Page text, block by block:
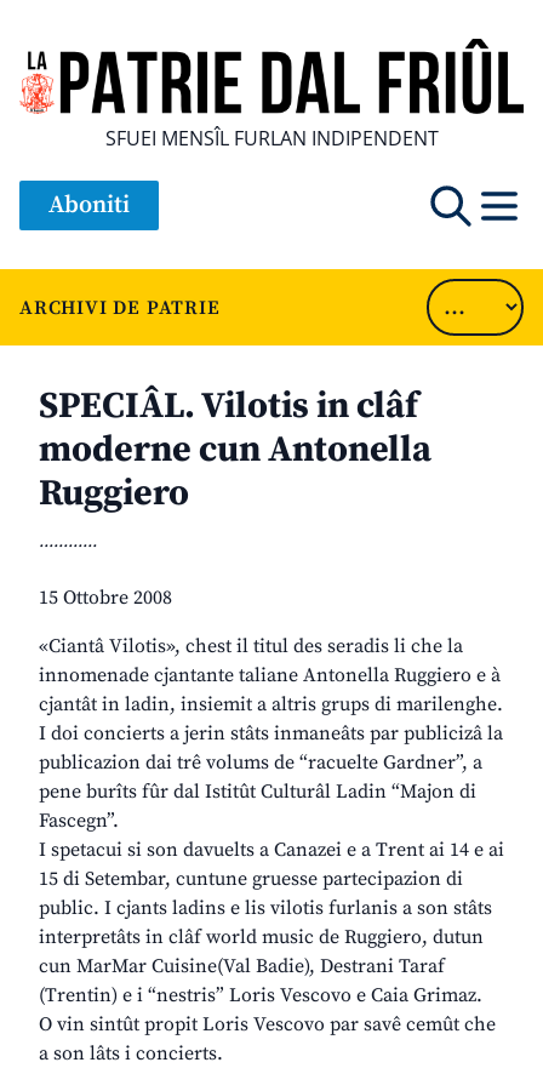
SFUEI MENSÎL FURLAN INDIPENDENT
Aboniti
ARCHIVI DE PATRIE
SPECIÂL. Vilotis in clâf
moderne cun Antonella
Ruggiero
............
15 Ottobre 2008
«Ciantâ Vilotis», chest il titul des seradis li che la
innomenade cjantante taliane Antonella Ruggiero e à
cjantât in ladin, insiemit a altris grups di marilenghe.
I doi concierts a jerin stâts inmaneâts par publicizâ la
publicazion dai trê volums de “racuelte Gardner”, a
pene burîts fûr dal Istitût Culturâl Ladin “Majon di
Fascegn”.
I spetacui si son davuelts a Canazei e a Trent ai 14 e ai
15 di Setembar, cuntune gruesse partecipazion di
public. I cjants ladins e lis vilotis furlanis a son stâts
interpretâts in clâf world music de Ruggiero, dutun
cun MarMar Cuisine(Val Badie), Destrani Taraf
(Trentin) e i “nestris” Loris Vescovo e Caia Grimaz.
O vin sintût propit Loris Vescovo par savê cemût che
a son lâts i concierts.